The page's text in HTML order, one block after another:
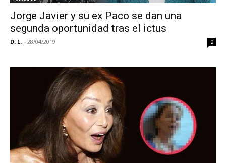
Jorge Javier y su ex Paco se dan una
segunda oportunidad tras el ictus
D. L. - 28/04/2019 0